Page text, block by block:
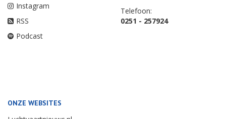
Instagram
RSS
Podcast
Telefoon:
0251 - 257924
ONZE WEBSITES